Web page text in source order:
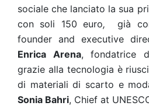
sociale che lanciato la sua
con soli 150 euro,già
founder and executive
Enrica Arena, fondatrice
grazie alla tecnologia è
di materiali di scarto e
Sonia Bahri, Chief at